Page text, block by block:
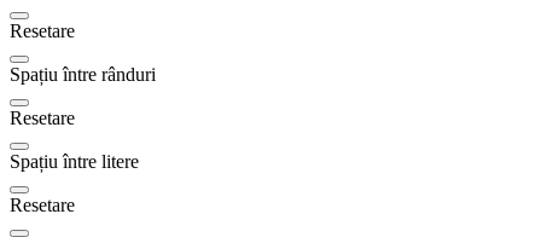
Resetare
Spațiu între rânduri
Resetare
Spațiu între litere
Resetare